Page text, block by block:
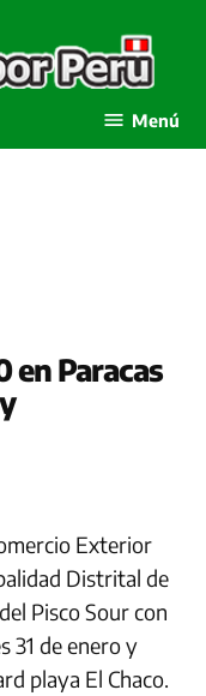
Menú
en Paracas
Exterior
Distrital de
Pisco Sour con
31 de enero y
playa El Chaco.